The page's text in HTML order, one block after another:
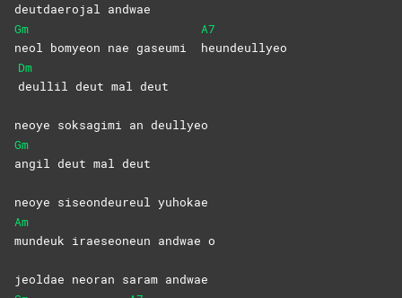
deutdaerojal andwae
Gm
neol bomyeon nae gaseumi
A7
heundeullyeo
Dm
deullil deut mal deut
neoye soksagimi an deullyeo
Gm
angil deut mal deut
neoye siseondeureul yuhokae
Am
mundeuk iraeseoneun andwae o
jeoldae neoran saram andwae